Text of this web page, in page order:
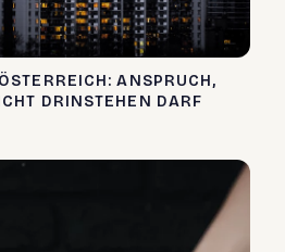
ANSPRUCH,
DRINSTEHEN DARF